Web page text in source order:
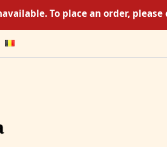
To place an order,